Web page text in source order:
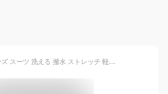
セットアップ メンズ スーツ 洗える 撥水 ストレッチ 軽量 ブランド AWC オールシーズン 伸びる カジュアルスーツ テーラード 上下セット 涼しい おしゃれ ウォッシャブル ウエストゴム オフィスカジュアル ギャバジン 20代 30代 40代 50代 ブラック 黒 カーキ グリーン